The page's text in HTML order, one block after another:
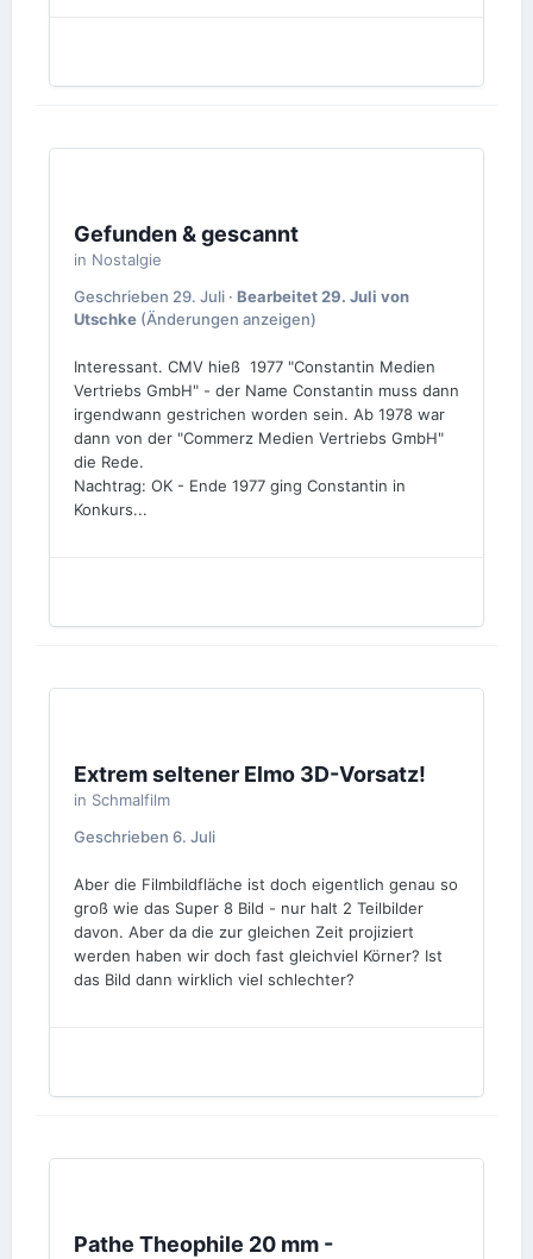
Gefunden & gescannt
in Nostalgie
Geschrieben 29. Juli · Bearbeitet 29. Juli von
Utschke (Änderungen anzeigen)
Interessant. CMV hieß 1977 "Constantin Medien
Vertriebs GmbH" - der Name Constantin muss dann
irgendwann gestrichen worden sein. Ab 1978 war
dann von der "Commerz Medien Vertriebs GmbH"
die Rede.
Nachtrag: OK - Ende 1977 ging Constantin in
Konkurs...
Extrem seltener Elmo 3D-Vorsatz!
in Schmalfilm
Geschrieben 6. Juli
Aber die Filmbildfläche ist doch eigentlich genau so
groß wie das Super 8 Bild - nur halt 2 Teilbilder
davon. Aber da die zur gleichen Zeit projiziert
werden haben wir doch fast gleichviel Körner? Ist
das Bild dann wirklich viel schlechter?
Pathe Theophile 20 mm -